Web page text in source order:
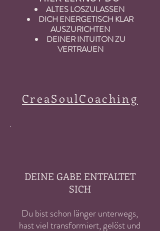
ALTES LOSZULASSEN
DICH ENERGETISCH KLAR
AUSZURICHTEN
DEINER INTUITON ZU
VERTRAUEN
CreaSoulCoaching
DEINE GABE ENTFALTET
SICH
Du bist schon länger unterwegs,
hast viel transformiert, gelöst und